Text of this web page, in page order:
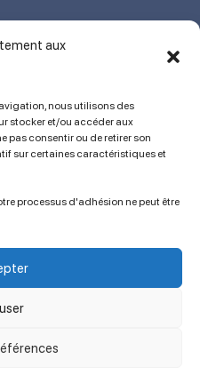
aux
nous utilisons des
stocker et/ou accéder aux
pas consentir ou de retirer son
sur certaines caractéristiques et
processus d'adhésion ne peut être
des Professeurs de Sciences